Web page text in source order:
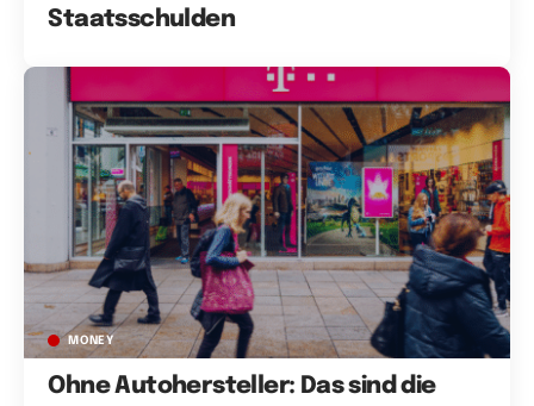
Staatsschulden
MONEY
Ohne Autohersteller: Das sind die